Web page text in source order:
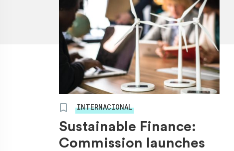
INTERNACIONAL
Sustainable Finance:
Commission launches